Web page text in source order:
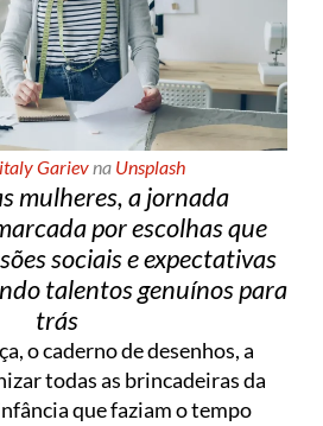
Garievna Unsplash
mulheres, a jornada
por escolhas que
sociais e expectativas
talentos genuínos para
trás
o caderno de desenhos, a
todas as brincadeiras da
que faziam o tempo